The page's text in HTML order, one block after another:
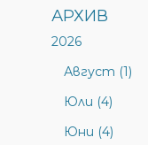
АРХИВ
2026
Август (1)
Юли (4)
Юни (4)